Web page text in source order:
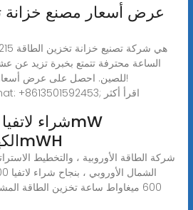
عرض أسعار مصنع خزانة
الساعة محترفة تتمتع بخبرة تزيد عن
Mob/Whatsapp/Wechat: +8613501592453; اقرأ أكثر
الكهروضوئية + 600mWH
600 ميغاواط ساعة تخزين الطاقة